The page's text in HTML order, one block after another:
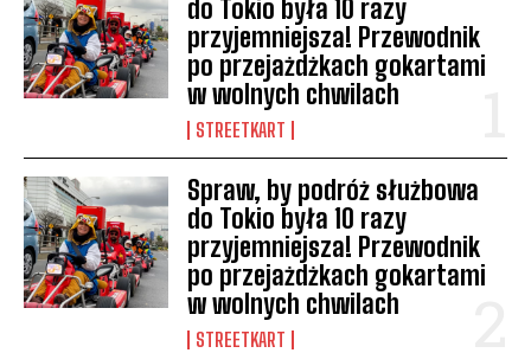
do Tokio była 10 razy
przyjemniejsza! Przewodnik
po przejażdżkach gokartami
w wolnych chwilach
STREETKART
Spraw, by podróż służbowa
do Tokio była 10 razy
przyjemniejsza! Przewodnik
po przejażdżkach gokartami
w wolnych chwilach
STREETKART